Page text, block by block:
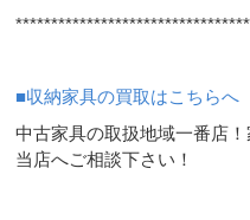
■収納家具の買取はこちらへ
中古家具の取扱地域一番店
当店へご相談下さい！